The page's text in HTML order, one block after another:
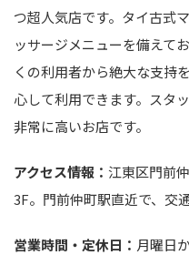
つ超人気店です。タイ古式
ッサージメニューを備えて
くの利用者から絶大な支持
心して利用できます。スタ
非常に高いお店です。
アクセス情報： 江東区門前
3F。門前仲町駅直近で、交
営業時間・定休日： 月曜日